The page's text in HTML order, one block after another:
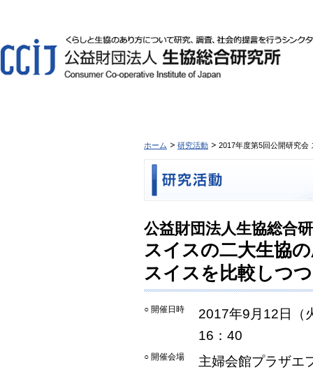
ホーム 研究活動 2017年度第5回公開研究会
公益財団法人生協総合
スイスの二大生協
スイスを比較しつ
○ 開催日時
2017年9月12日（
16：40
○ 開催会場 主婦会館プラザエ